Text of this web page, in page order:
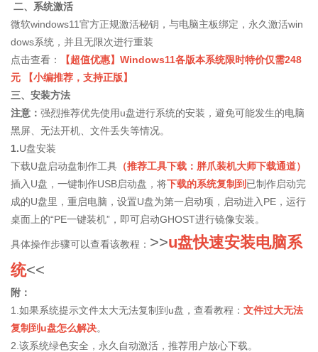
二、系统激活
微软windows11官方正规激活秘钥，与电脑主板绑定，永久激活win
dows系统，并且无限次进行重装
点击查看：
【超值优惠】Windows11各版本系统限时特价仅需248
元 【小编推荐，支持正版】
三、安装方法
注意： 强烈推荐优先使用u盘进行系统的安装，避免可能发生的电脑
黑屏、无法开机、文件丢失等情况。
1.U盘安装
下载U盘启动盘制作工具 （推荐工具下载： 胖爪装机大师下载通道）
插入U盘，一键制作USB启动盘，将下载的系统复制到 已制作启动完
成的U盘里，重启电脑，设置U盘为第一启动项，启动进入PE，运行
桌面上的“PE一键装机”，即可启动GHOST进行镜像安装。
具体操作步骤可以查看该教程： >>u盘快速安装电脑系
统<<
附：
1.如果系统提示文件太大无法复制到u盘，查看教程： 文件过大无法
复制到u盘怎么解决。
2.该系统绿色安全，永久自动激活，推荐用户放心下载。